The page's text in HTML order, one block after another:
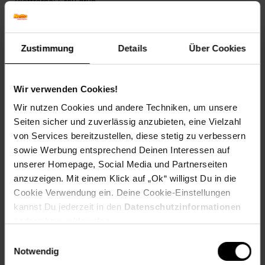
Zustimmung Details Über Cookies
Wir verwenden Cookies!
Wir nutzen Cookies und andere Techniken, um unsere
Seiten sicher und zuverlässig anzubieten, eine Vielzahl
von Services bereitzustellen, diese stetig zu verbessern
sowie Werbung entsprechend Deinen Interessen auf
unserer Homepage, Social Media und Partnerseiten
anzuzeigen. Mit einem Klick auf „Ok“ willigst Du in die
Cookie Verwendung ein. Deine Cookie-Einstellungen
kannst Du jederzeit in den Datenschutzinformationen
Notwendig
Blütenfarbe: Violett
Frucht: Keine Frucht
Blattform: Lineal
Standort und Pflege
Pflegeaufwand: Mittel
Lichtbedarf: Sonnig
Wasserbedarf: Gering
Rückschnitt: Rückschnitt im Frühjahr
Schnittverträglichkeit: Gut
Bodenansprüche: durchlässig und kalkhaltig
Nährstoffgehalt: Mittel
Frosthärte: bis -15 °C
Verwendung: Als Schnittpflanze,Im
Bauerngarten,Bienenweide, Duftgarten, Kübelpflanze,